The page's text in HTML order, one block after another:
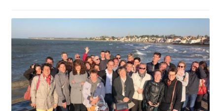
Jeu sérieux Cheese Quest
L’ANFOPEIL
Les formations en présentiel